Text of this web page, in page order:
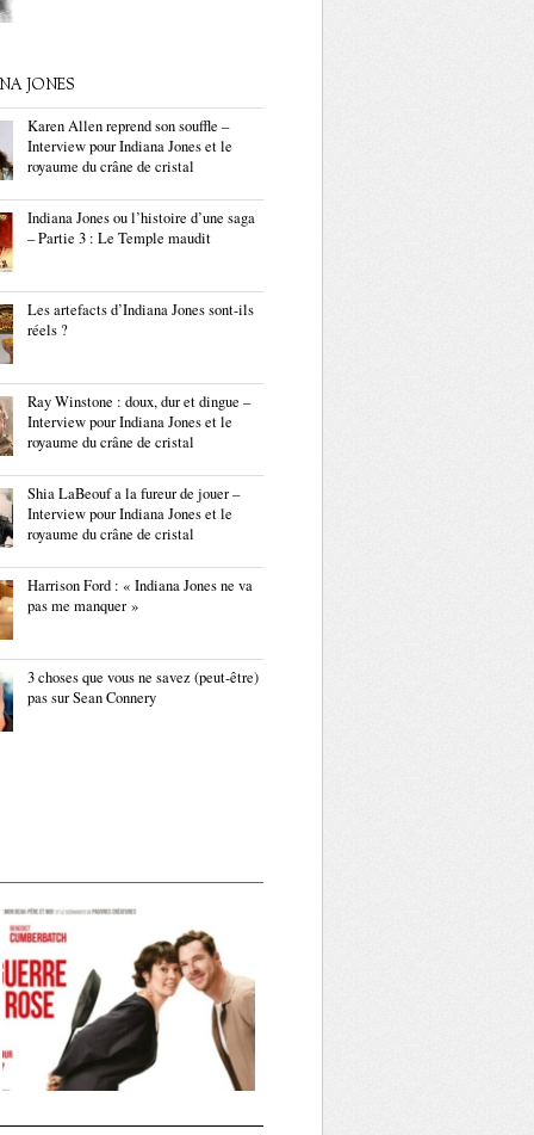
JONES
Karen Allen reprend son souffle –
Interview pour Indiana Jones et le
royaume du crâne de cristal
Indiana Jones ou l’histoire d’une saga
– Partie 3 : Le Temple maudit
Les artefacts d’Indiana Jones sont-ils
réels ?
Ray Winstone : doux, dur et dingue –
Interview pour Indiana Jones et le
royaume du crâne de cristal
Shia LaBeouf a la fureur de jouer –
Interview pour Indiana Jones et le
royaume du crâne de cristal
Harrison Ford : « Indiana Jones ne va
pas me manquer »
3 choses que vous ne savez (peut-être)
pas sur Sean Connery